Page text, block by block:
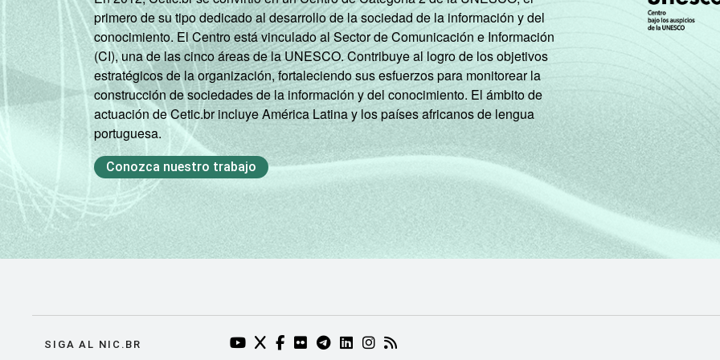
primero de su tipo dedicado al desarrollo de la sociedad de la información y del
conocimiento. El Centro está vinculado al Sector de Comunicación e Información
(CI), una de las cinco áreas de la UNESCO. Contribuye al logro de los objetivos
estratégicos de la organización, fortaleciendo sus esfuerzos para monitorear la
construcción de sociedades de la información y del conocimiento. El ámbito de
actuación de Cetic.br incluye América Latina y los países africanos de lengua
portuguesa.
Conozca nuestro trabajo
SIGA AL NIC.BR YOUTUBE DO NIC.BR (ABRE EM NOVA ABA)
TWITTER DO NIC.BR (ABRE EM NOVA ABA)
FACEBOOK DO NIC.BR (ABRE EM NOVA ABA)
FLICKR DO NIC.BR (ABRE EM NOVA ABA)
TELEGRAM DO NIC.BR (ABRE EM NOVA ABA)
LINKEDIN DO NIC.BR (ABRE EM NOVA ABA)
INSTAGRAM DO NIC.BR (ABRE EM NOVA ABA)
RSS DO NIC.BR (ABRE EM NOVA ABA)